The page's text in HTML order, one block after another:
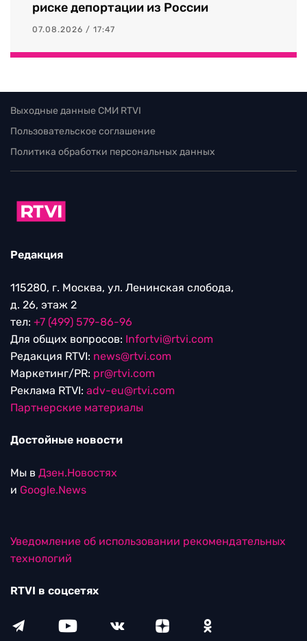
риске депортации из России
07.08.2026 / 17:47
Выходные данные СМИ RTVI
Пользовательское соглашение
Политика обработки персональных данных
Редакция
115280, г. Москва, ул. Ленинская слобода,
д. 26, этаж 2
тел: +7 (499) 579-86-96
Для общих вопросов: Infortvi@rtvi.com
Редакция RTVI: news@rtvi.com
Маркетинг/PR: pr@rtvi.com
Реклама RTVI: adv-eu@rtvi.com
Партнерские материалы
Достойные новости
Мы в Дзен.Новостях
и Google.News
Уведомление об использовании рекомендательных
технологий
RTVI в соцсетях